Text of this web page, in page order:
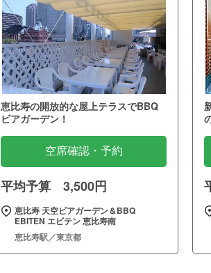
恵比寿の開放的な屋上テラスでBBQ
ビアガーデン！
空席確認・予約
平均予算 3,500円
恵比寿 天空ビアガーデン＆BBQ
EBITEN エビテン 恵比寿南
恵比寿駅／東京都